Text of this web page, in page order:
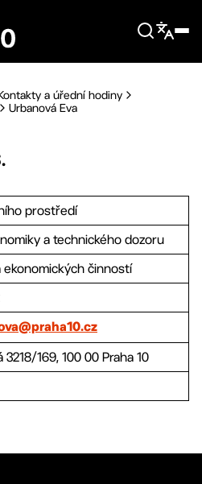
a úřední hodiny
Urbanová Eva
prostředí
a technického dozoru
činností
169, 100 00 Praha 10